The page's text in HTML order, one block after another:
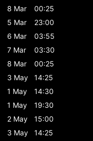
8 Mar
00:25
5 Mar
23:00
6 Mar
03:55
7 Mar
03:30
8 Mar
00:25
3 May
14:25
1 May
14:30
1 May
19:30
2 May
15:00
3 May
14:25